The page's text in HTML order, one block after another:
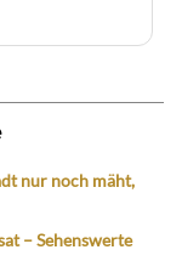
nur noch mäht,
– Sehenswerte